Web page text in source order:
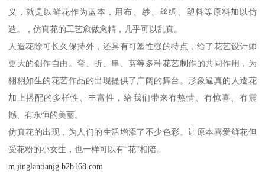
义，就是以鲜花作为蓝本，用布、纱、丝绸、塑料等原料加以仿
造。，仿真花的工艺愈做愈精，几乎可以乱真。
人造花除可长久保持外，还具有可塑性强的特点，给了花艺设计师
更大的创作自由。弯、折、串、剪等多种花艺制作的共同作用，为
栩栩如生的花艺作品的出现提供了广阔的舞台。形象逼真的人造花
加上搭配的多样性、丰富性，给我们带来有热情、有惊喜、有震
撼、有永恒的美丽。
仿真花的出现，为人们的生活增添了不少色彩。让原本喜爱鲜花但
受花粉的小女生，也一样可以有“花”相陪。
m.jinglantianjg.b2b168.com